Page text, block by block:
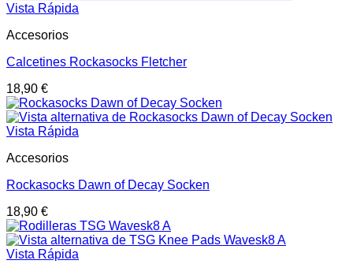
Vista Rápida
Accesorios
Calcetines Rockasocks Fletcher
18,90 €
Vista Rápida
Accesorios
Rockasocks Dawn of Decay Socken
18,90 €
Vista Rápida